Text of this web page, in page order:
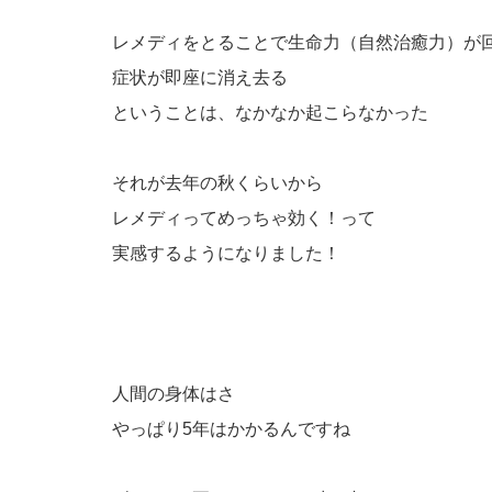
レメディをとることで生命力（自然治癒力）が
症状が即座に消え去る
ということは、なかなか起こらなかった
それが去年の秋くらいから
レメディってめっちゃ効く！って
実感するようになりました！
人間の身体はさ
やっぱり5年はかかるんですね